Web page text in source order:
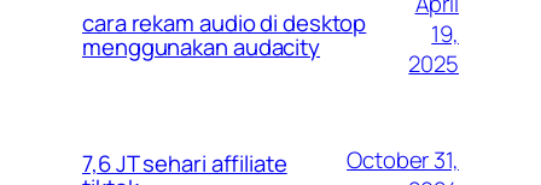
cara rekam audio di desktop
menggunakan audacity
19,
2025
7,6 JT sehari affiliate
October 31,